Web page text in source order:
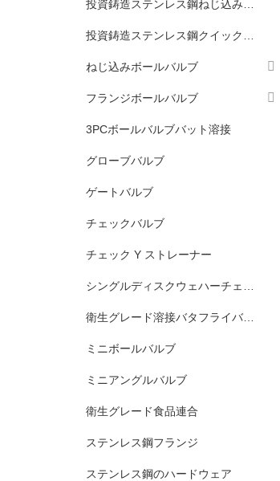
ねじ込みボールバルブ
フランジボールバルブ
3PCボールバルブバット溶接
グローブバルブ
ゲートバルブ
チェックバルブ
チェック Y ストレーナー
衛生グレード溶接バタフライバルブ
ミニボールバルブ
ミニアングルバルブ
衛生グレード食品連合
ステンレス鋼フランジ
ステンレス鋼のハードウェア